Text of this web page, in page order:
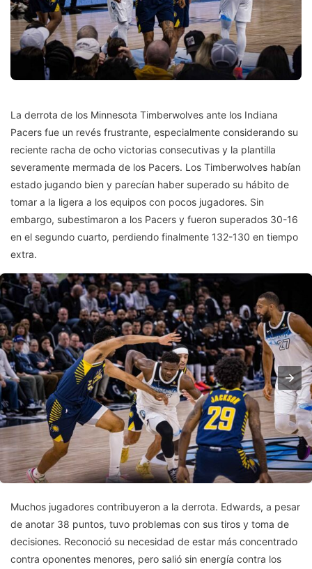
La derrota de los Minnesota Timberwolves ante los Indiana
Pacers fue un revés frustrante, especialmente considerando su
reciente racha de ocho victorias consecutivas y la plantilla
severamente mermada de los Pacers. Los Timberwolves habían
estado jugando bien y parecían haber superado su hábito de
tomar a la ligera a los equipos con pocos jugadores. Sin
embargo, subestimaron a los Pacers y fueron superados 30-16
en el segundo cuarto, perdiendo finalmente 132-130 en tiempo
extra.
Muchos jugadores contribuyeron a la derrota. Edwards, a pesar
de anotar 38 puntos, tuvo problemas con sus tiros y toma de
decisiones. Reconoció su necesidad de estar más concentrado
contra oponentes menores, pero salió sin energía contra los